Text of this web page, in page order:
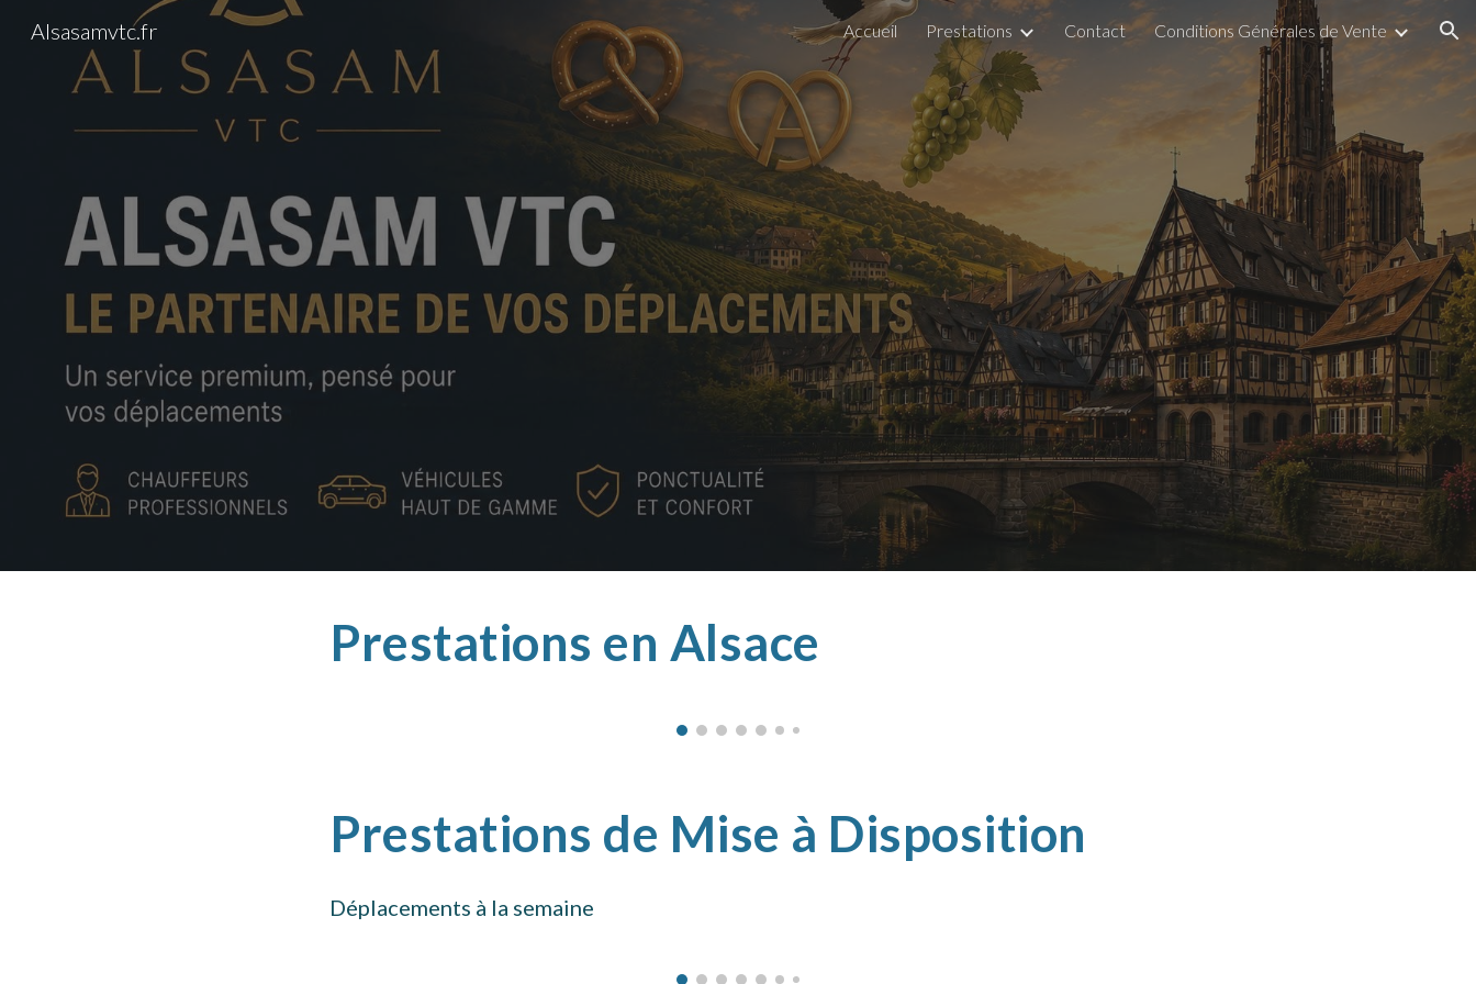
Skip to main content Skip to navigation
Alsasamvtc.fr Accueil Prestations Contact Conditions Générales de Vente
Prestations en Alsace
Prestations de Mise à Disposition
Déplacements à la semaine